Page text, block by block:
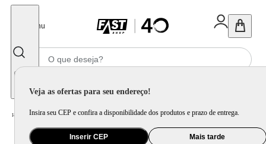
Menu
Veja as ofertas para seu endereço!
Insira seu CEP e confira a disponibilidade dos produtos e prazo de entrega.
Inserir CEP Mais tarde
Home Utilidade Doméstica Cozinha / Utensílio de Preparo